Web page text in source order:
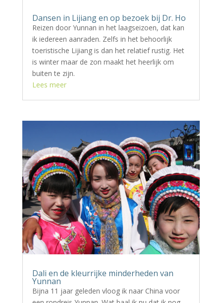
Dansen in Lijiang en op bezoek bij Dr. Ho
Reizen door Yunnan in het laagseizoen, dat kan
ik iedereen aanraden. Zelfs in het behoorlijk
toeristische Lijiang is dan het relatief rustig. Het
is winter maar de zon maakt het heerlijk om
buiten te zijn.
Lees meer
Dali en de kleurrijke minderheden van
Yunnan
Bijna 11 jaar geleden vloog ik naar China voor